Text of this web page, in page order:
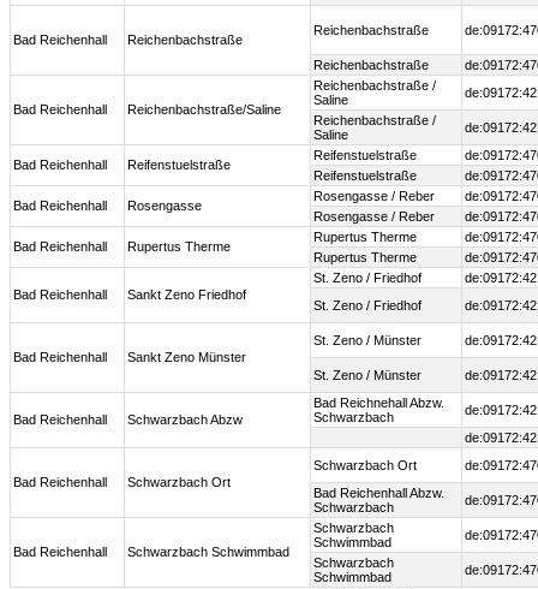
Bad Reichenhall Reichenbachstraße
Reichenbachstraße
Reichenbachstraße
Bad Reichenhall Reichenbachstraße/Saline
Reichenbachstraße /
Saline
Reichenbachstraße /
Saline
Bad Reichenhall Reifenstuelstraße
Reifenstuelstraße
Reifenstuelstraße
Bad Reichenhall Rosengasse
Rosengasse / Reber
Rosengasse / Reber
Bad Reichenhall Rupertus Therme
Rupertus Therme
Rupertus Therme
Bad Reichenhall Sankt Zeno Friedhof
St. Zeno / Friedhof
St. Zeno / Friedhof
Bad Reichenhall Sankt Zeno Münster
St. Zeno / Münster
St. Zeno / Münster
Bad Reichenhall Schwarzbach Abzw
Bad Reichnehall Abzw.
Schwarzbach
Bad Reichenhall Schwarzbach Ort
Schwarzbach Ort
Bad Reichenhall Abzw.
Schwarzbach
Bad Reichenhall Schwarzbach Schwimmbad
Schwarzbach
Schwimmbad
Schwarzbach
Schwimmbad